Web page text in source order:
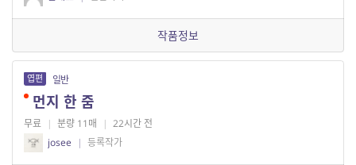
작품정보
엽편 일반
먼지 한 줌
무료 | 분량 11매 | 22시간 전
josee
| 등록작가